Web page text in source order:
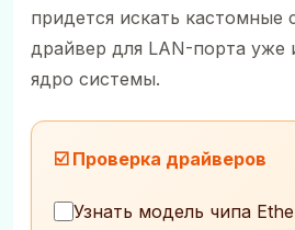
придется искать кастомные
драйвер для LAN-порта уже
ядро системы.
☑️ Проверка драйверов
Узнать модель чипа